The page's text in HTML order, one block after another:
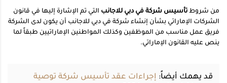
من شروط تأسيس شركة في دبي للاجانب التي تم الإشارة إليها في قانون
الشركات الإماراتي بشأن إنشاء شركة في دبي للاجانب أن يكون لدى الشركة
فريق عمل مناسب من الموظفين وكذلك المواطنين الإماراتيين طبقاً لما
ينص عليه القانون الإماراتي.
قد يهمك أيضاً: إجراءات عقد تأسيس شركة توصية